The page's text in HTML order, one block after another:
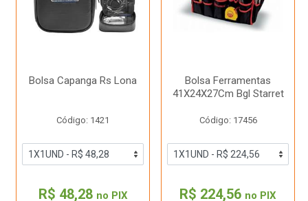
Bolsa Capanga Rs Lona
Código: 1421
R$ 48,28 no PIX
Bolsa Ferramentas
41X24X27Cm Bgl Starret
Código: 17456
R$ 224,56 no PIX